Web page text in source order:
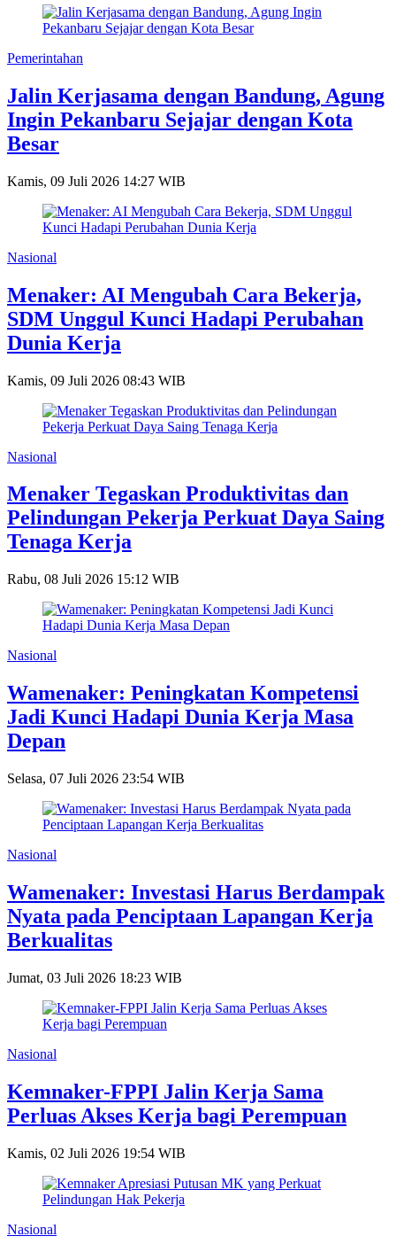
Pemerintahan
Jalin Kerjasama dengan Bandung, Agung
Ingin Pekanbaru Sejajar dengan Kota
Besar
Kamis, 09 Juli 2026 14:27 WIB
Nasional
Menaker: AI Mengubah Cara Bekerja,
SDM Unggul Kunci Hadapi Perubahan
Dunia Kerja
Kamis, 09 Juli 2026 08:43 WIB
Nasional
Menaker Tegaskan Produktivitas dan
Pelindungan Pekerja Perkuat Daya Saing
Tenaga Kerja
Rabu, 08 Juli 2026 15:12 WIB
Nasional
Wamenaker: Peningkatan Kompetensi
Jadi Kunci Hadapi Dunia Kerja Masa
Depan
Selasa, 07 Juli 2026 23:54 WIB
Nasional
Wamenaker: Investasi Harus Berdampak
Nyata pada Penciptaan Lapangan Kerja
Berkualitas
Jumat, 03 Juli 2026 18:23 WIB
Nasional
Kemnaker-FPPI Jalin Kerja Sama
Perluas Akses Kerja bagi Perempuan
Kamis, 02 Juli 2026 19:54 WIB
Nasional